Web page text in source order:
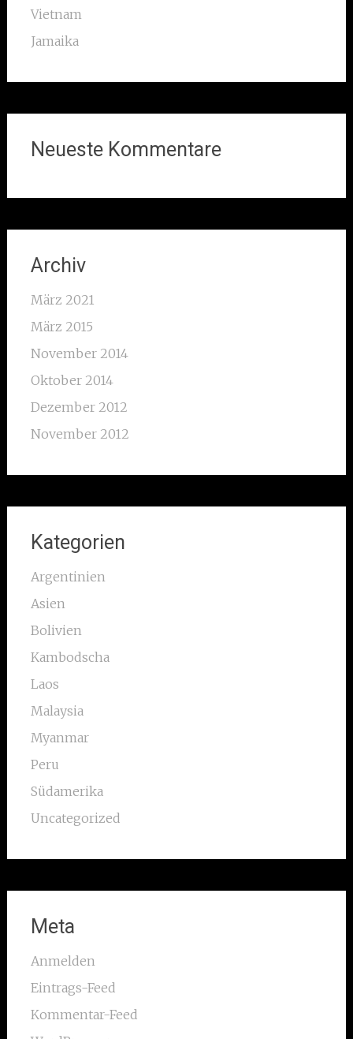
Vietnam
Jamaika
Neueste Kommentare
Archiv
März 2021
März 2015
November 2014
Oktober 2014
Dezember 2012
November 2012
Kategorien
Argentinien
Asien
Bolivien
Kambodscha
Laos
Malaysia
Myanmar
Peru
Südamerika
Uncategorized
Meta
Anmelden
Eintrags-Feed
Kommentar-Feed